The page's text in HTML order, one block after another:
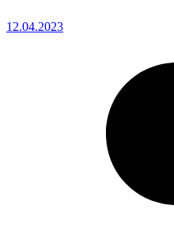
12.04.2023